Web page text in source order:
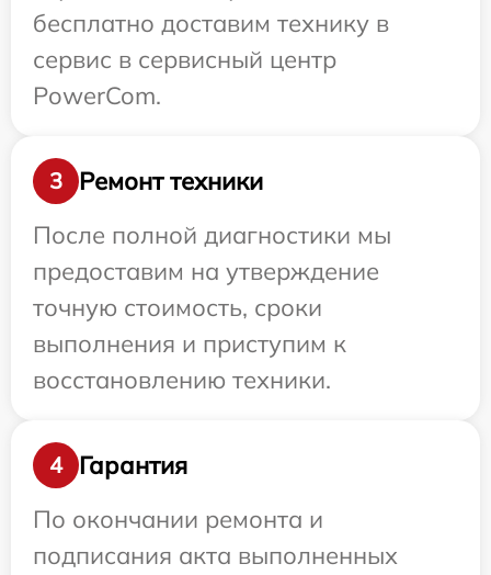
бесплатно доставим технику в
сервис в сервисный центр
PowerCom.
3
Ремонт техники
После полной диагностики мы
предоставим на утверждение
точную стоимость, сроки
выполнения и приступим к
восстановлению техники.
4
Гарантия
По окончании ремонта и
подписания акта выполненных